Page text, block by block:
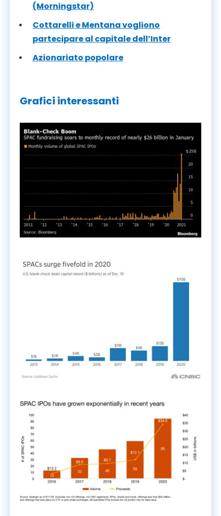
(Morningstar)
Cottarelli e Mentana vogliono
partecipare al capitale dell’Inter
Azionariato popolare
Grafici interessanti